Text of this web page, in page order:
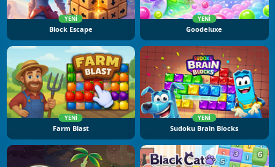
YENI
Block Escape
YENI
Goodeluxe
YENI
Farm Blast
YENI
Sudoku Brain Blocks